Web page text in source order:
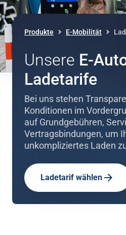
Produkte E-Mobilität
Unsere E-
Ladetarife
Bei uns stehen
Konditionen im
auf Grundgebühren,
Vertragsbindungen, um
unkompliziertes Laden
Ladetarif wählen